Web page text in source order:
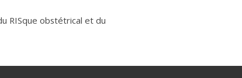
RISque obstétrical et du